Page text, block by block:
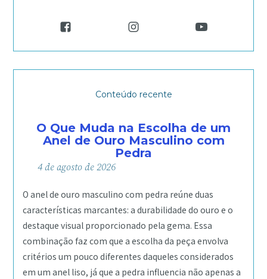
Conteúdo recente
O Que Muda na Escolha de um
Anel de Ouro Masculino com
Pedra
4deagostode2026
O anel de ouro masculino com pedra reúne duas
características marcantes: a durabilidade do ouro e o
destaque visual proporcionado pela gema. Essa
combinação faz com que a escolha da peça envolva
critérios um pouco diferentes daqueles considerados
em um anel liso, já que a pedra influencia não apenas a